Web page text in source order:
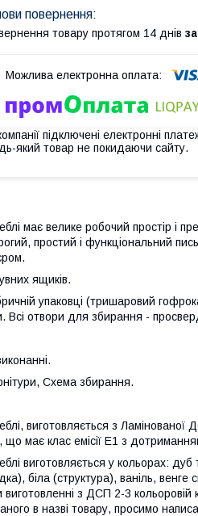
товару протягом 14 днів
підключені електронні
який товар не покидаючи сайту.
має велике робочий простір і
простий і функціональний
ящиків.
упаковці (тришаровий
Всі отвори для збирання -
Схема збирання.
виготовляється з Ламінованої
має клас емісії Е1 з дотриманням
виготовляється у кольорах:
біла (структура), ваніль, венге
з ДСП 2-3 кольоровій
в назві товару, просимо